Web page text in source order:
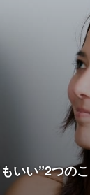
いい”2つのこ